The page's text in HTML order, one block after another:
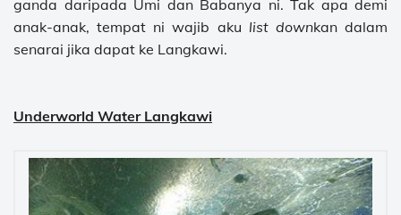
ganda daripada Umi dan Babanya ni. Tak apa demi
anak-anak, tempat ni wajib aku list downkan dalam
senarai jika dapat ke Langkawi.
Underworld Water Langkawi